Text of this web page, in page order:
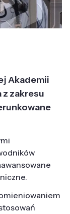
Akademii
z zakresu